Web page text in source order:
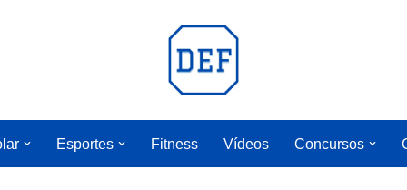
Esportes Fitness Vídeos Concursos